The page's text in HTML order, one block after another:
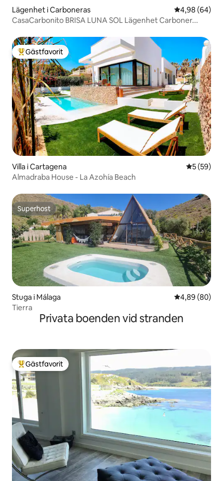
Lägenhet i Carboneras 4,98 av 5 i
4,98 (64)
CasaCarbonito BRISA LUNA SOL Lägenhet Carboner...
Populär gästfavorit
Gästfavorit
Villa i Cartagena 5 av 5 i
5 (59)
Almadraba House - La Azohía Beach
Superhost
Superhost
Stuga i Málaga 4,89 av 5 i
4,89 (80)
Tierra
Privata boenden vid stranden
Populär gästfavorit
Gästfavorit